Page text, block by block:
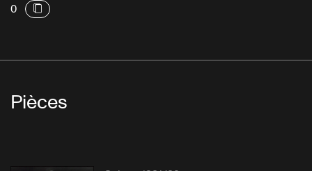
0
Pièces